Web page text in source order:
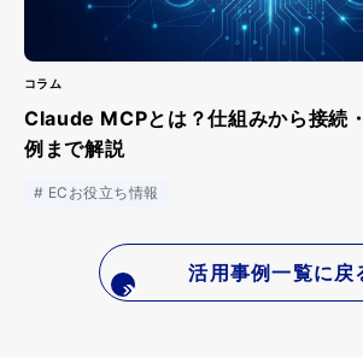
コラム
Claude MCPとは？仕組みから接続
例まで解説
ECお役立ち情報
活用事例一覧に戻